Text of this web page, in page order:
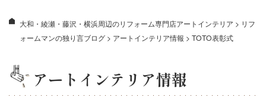
大和・綾瀬・藤沢・横浜周辺のリフォーム専門店アートインテリア > リフ
ォームマンの独り言ブログ > アートインテリア情報 > TOTO表彰式
アートインテリア情報